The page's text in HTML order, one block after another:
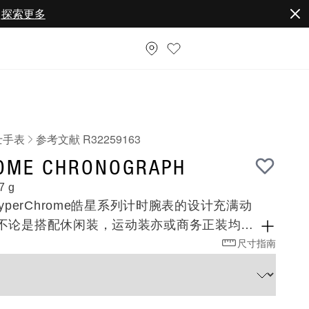
探索更多
表 参考文献 R32259163
CHRONOGRAPH
g
皓星系列计时腕表的设计充满动
论是搭配休闲装，运动装亦或商务正装均可
何地，这款非凡时计是您全天候各个场合的尺寸指南